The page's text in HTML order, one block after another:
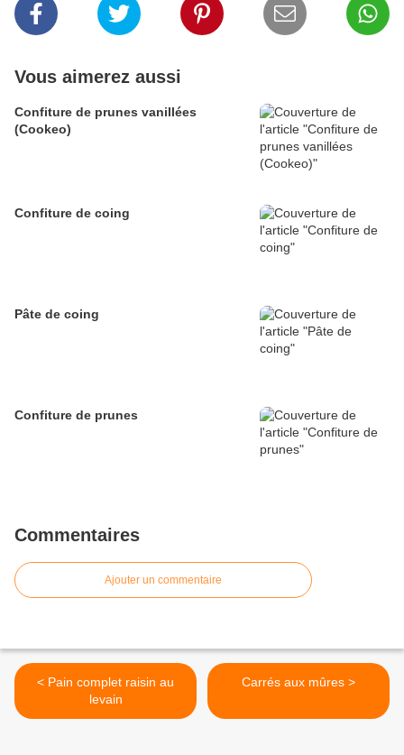
Vous aimerez aussi
Confiture de prunes vanillées
(Cookeo)
Confiture de coing
Pâte de coing
Confiture de prunes
Commentaires
Ajouter un commentaire
< Pain complet raisin au
levain
Carrés aux mûres >